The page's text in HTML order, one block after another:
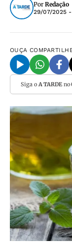
Por Redação
29/07/2025 -
OUÇA
Siga o A TARDEno